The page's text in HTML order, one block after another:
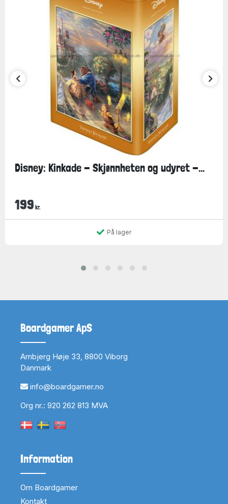
Disney: Kinkade - Skjønnheten og udyret -...
199 kr.
På lager
Boardgamer ApS
Arnbjerg Høje 33, 8800 Viborg
Danmark
info@boardgamer.no
Org nr.: 920 262 813 MVA
Information
Om Boardgamer
Kontakt